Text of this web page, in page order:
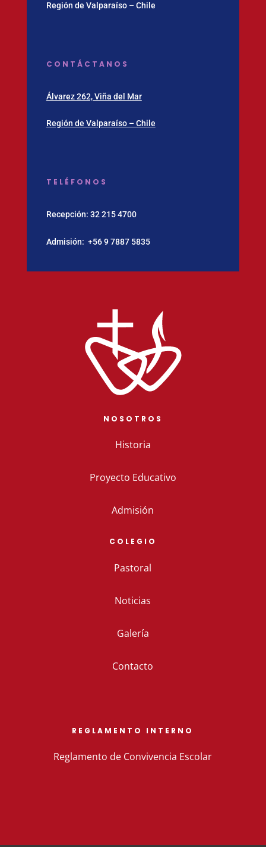
Región de Valparaíso – Chile
CONTÁCTANOS
Álvarez 262, Viña del Mar
Región de Valparaíso – Chile
TELÉFONOS
Recepción: 32 215 4700
Admisión: ‪+56 9 7887 5835
NOSOTROS
Historia
Proyecto Educativo
Admisión
COLEGIO
Pastoral
Noticias
Galería
Contacto
REGLAMENTO INTERNO
Reglamento de Convivencia Escolar